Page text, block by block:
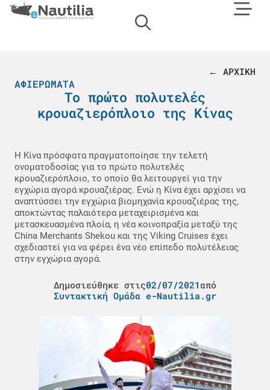
← ΑΡΧΙΚΗ
ΑΦΙΕΡΏΜΑΤΑ
Το πρώτο πολυτελές
κρουαζιερόπλοιο της Κίνας
Η Κίνα πρόσφατα πραγματοποίησε την τελετή
ονοματοδοσίας για το πρώτο πολυτελές
κρουαζιερόπλοιο, το οποίο θα λειτουργεί για την
εγχώρια αγορά κρουαζιέρας. Ενώ η Κίνα έχει αρχίσει να
αναπτύσσει την εγχώρια βιομηχανία κρουαζιέρας της,
αποκτώντας παλαιότερα μεταχειρισμένα και
μετασκευασμένα πλοία, η νέα κοινοπραξία μεταξύ της
China Merchants Shekou και της Viking Cruises έχει
σχεδιαστεί για να φέρει ένα νέο επίπεδο πολυτέλειας
στην εγχώρια αγορά.
Δημοσιεύθηκε στις02/07/2021από
Συντακτική Ομάδα e-Nautilia.gr